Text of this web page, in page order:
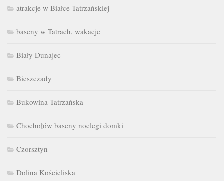
atrakcje w Białce Tatrzańskiej
baseny w Tatrach, wakacje
Biały Dunajec
Bieszczady
Bukowina Tatrzańska
Chochołów baseny noclegi domki
Czorsztyn
Dolina Kościeliska